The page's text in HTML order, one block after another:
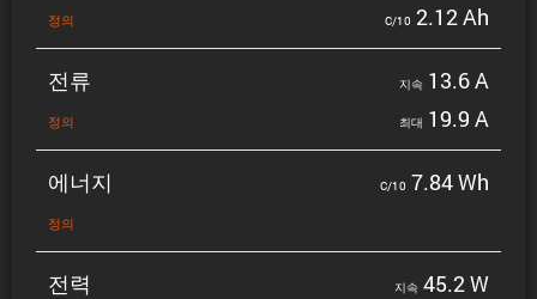
정의 C/10 2.12 Ah
전류
정의
지속 13.6 A
최대 19.9 A
에너지
정의
C/10 7.84 Wh
전력 지속 45.2 W